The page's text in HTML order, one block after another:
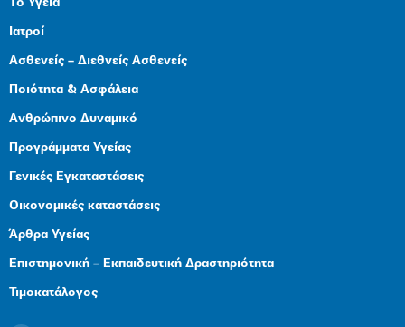
Το Υγεία
Ιατροί
Ασθενείς – Διεθνείς Ασθενείς
Ποιότητα & Ασφάλεια
Ανθρώπινο Δυναμικό
Προγράμματα Υγείας
Γενικές Εγκαταστάσεις
Οικονομικές καταστάσεις
Άρθρα Υγείας
Επιστημονική – Εκπαιδευτική Δραστηριότητα
Τιμοκατάλογος